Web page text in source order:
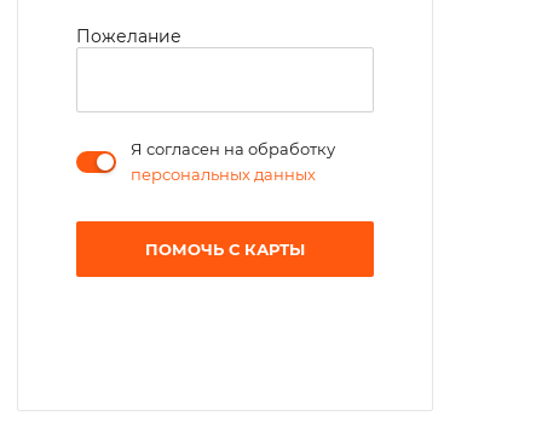
Пожелание
Я согласен на обработку
персональных данных
ПОМОЧЬ С КАРТЫ